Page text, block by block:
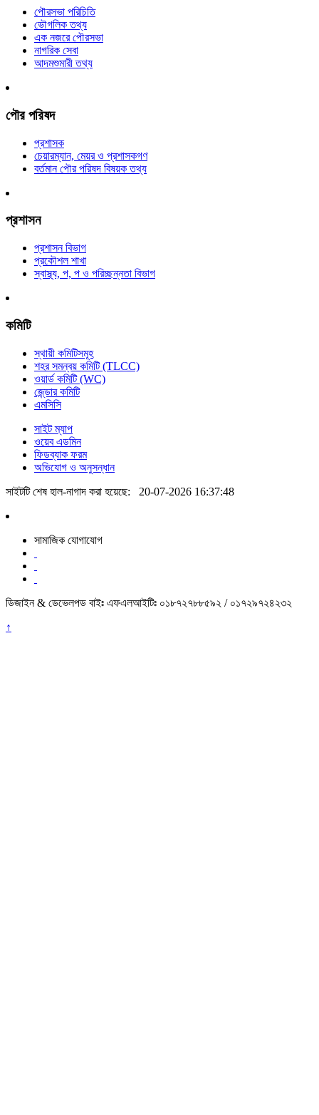
পৌরসভা পরিচিতি
ভৌগলিক তথ্য
এক নজরে পৌরসভা
নাগরিক সেবা
আদমশুমারী তথ্য
পৌর পরিষদ
প্রশাসক
চেয়ারম্যান, মেয়র ও প্রশাসকগণ
বর্তমান পৌর পরিষদ বিষয়ক তথ্য
প্রশাসন
প্রশাসন বিভাগ
প্রকৌশল শাখা
স্বাস্থ্য, প, প ও পরিচ্ছন্নতা ‍বিভাগ
কমিটি
স্থায়ী কমিটিসমূহ
শহর সমন্বয় কমিটি (TLCC)
ওয়ার্ড কমিটি (WC)
জে্ন্ডার কমিটি
এমসিসি
সাইট ম্যাপ
ওয়েব এডমিন
ফিডব্যাক ফরম
অভিযোগ ও অনুসন্ধান
সাইটটি শেষ হাল-নাগাদ করা হয়েছে: 20-07-2026 16:37:48
সামাজিক যোগাযোগ
ডিজাইন & ডেভেলপড বাইঃ এফএলআইটিঃ ০১৮৭২৭৮৮৫৯২ / ০১৭২৯৭২৪২৩২
↑